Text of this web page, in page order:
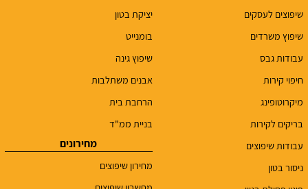
שיפוצים לעסקים
שיפוץ משרדים
עבודות גבס
חיפוי קירות
מיקרוטופינג
בריקים לקירות
עבודות שיפוצים
ניסור בטון
יציקת בטון
בומנייט
שיפוץ גינה
אבנים משתלבות
הרחבת בית
בניית ממ"ד
מחירונים
מחירון שיפוצים